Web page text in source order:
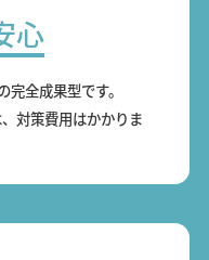
心
全成果型です。
対策費用はかかりま